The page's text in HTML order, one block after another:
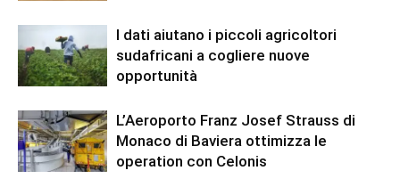
I dati aiutano i piccoli agricoltori
sudafricani a cogliere nuove
opportunità
L’Aeroporto Franz Josef Strauss di
Monaco di Baviera ottimizza le
operation con Celonis